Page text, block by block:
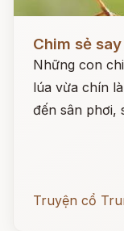
Chim sẻ
Những con
lúa vừa chín
đến sân phơi,
Truyện cổ